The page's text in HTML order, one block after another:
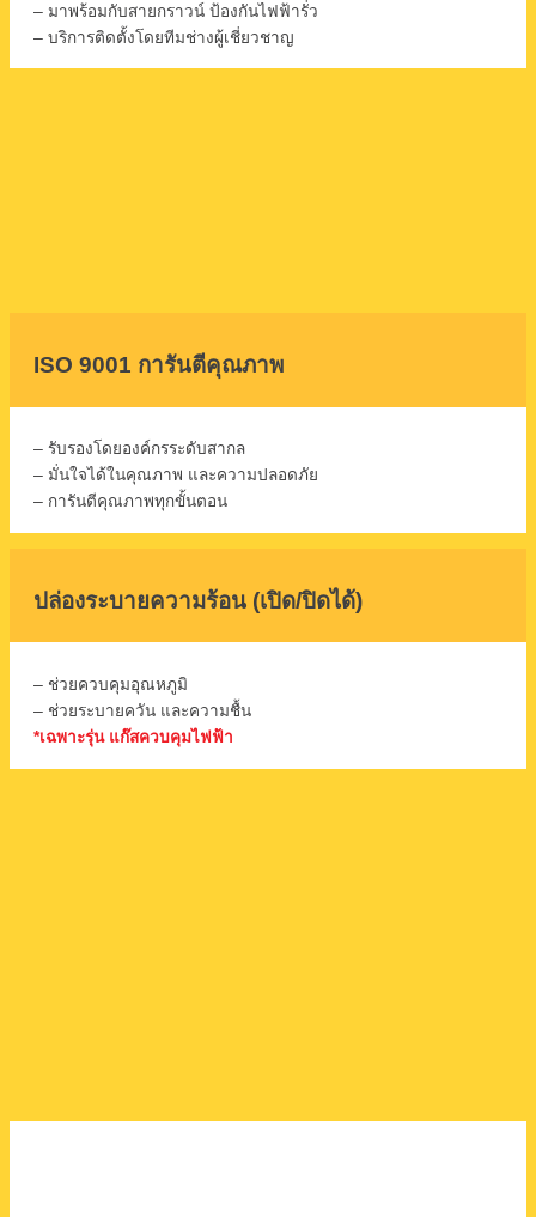
– มาพร้อมกับสายกราวน์ ป้องกันไฟฟ้ารั่ว
– บริการติดตั้งโดยทีมช่างผู้เชี่ยวชาญ
ISO 9001 การันตีคุณภาพ
– รับรองโดยองค์กรระดับสากล
– มั่นใจได้ในคุณภาพ และความปลอดภัย
– การันตีคุณภาพทุกขั้นตอน
ปล่องระบายความร้อน (เปิด/ปิดได้)
– ช่วยควบคุมอุณหภูมิ
– ช่วยระบายควัน และความชื้น
*เฉพาะรุ่น แก๊สควบคุมไฟฟ้า